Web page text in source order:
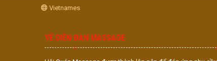
Vietnames
VỀ DIỄN ĐÀN MASSAGE